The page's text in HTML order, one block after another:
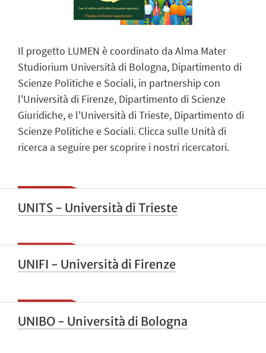
Il progetto LUMEN è coordinato da Alma Mater
Studiorium Università di Bologna, Dipartimento di
Scienze Politiche e Sociali, in partnership con
l'Università di Firenze, Dipartimento di Scienze
Giuridiche, e l'Università di Trieste, Dipartimento di
Scienze Politiche e Sociali. Clicca sulle Unità di
ricerca a seguire per scoprire i nostri ricercatori.
UNITS - Università di Trieste
UNIFI - Università di Firenze
UNIBO - Università di Bologna